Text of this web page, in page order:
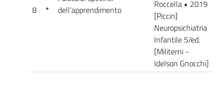
8 *
dell’apprendimento
Roccella • 2019
[Piccin]
Neuropsichiatria
Infantile 5/ed.
[Militerni -
Idelson Gnocchi]